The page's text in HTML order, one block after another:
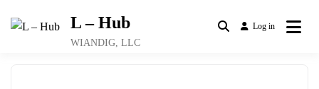
L – Hub
WIANDIG, LLC
Log in